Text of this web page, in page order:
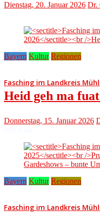
Dienstag, 20. Januar 2026 Dr.
Bayern Kultur Regionen
Fasching im Landkreis
Heid geh ma
Donnerstag, 15. Januar 2026
Bayern Kultur Regionen
Fasching im Landkreis